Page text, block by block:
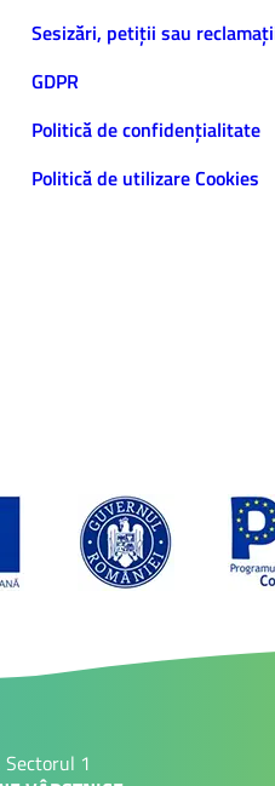
Sesizări, petiţii sau
GDPR
Politică de confidenţialitate
Politică de utilizare Cookies
Sectorul 1